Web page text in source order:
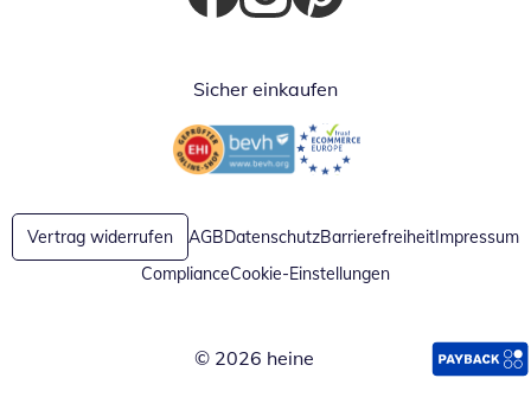
Öffnet in neuem Fenster
Öffnet in neuem Fenster
Öffnet in neuem Fenster
Sicher einkaufen
Öffnet in neuem FensterÖffnet in neuem Fenster
Vertrag widerrufen AGBDatenschutzBarrierefreiheitImpressum
ComplianceCookie-Einstellungen
© 2026 heine